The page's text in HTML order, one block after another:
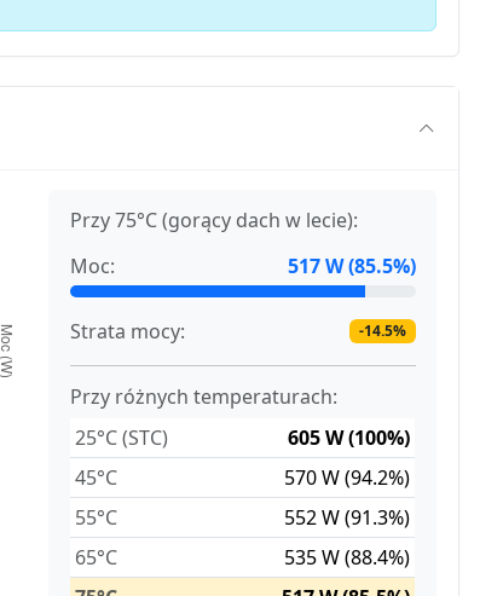
Przy 75°C (gorący dach w lecie):
Moc:
517 W (85.5%)
Strata mocy: -14.5%
Przy różnych temperaturach:
25°C (STC)
605 W (100%)
45°C
570 W (94.2%)
55°C
552 W (91.3%)
65°C
535 W (88.4%)